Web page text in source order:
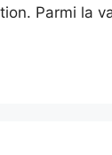
Parmi la